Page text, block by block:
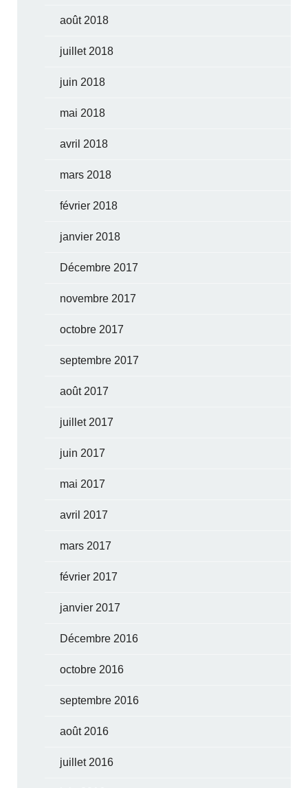
août 2018
juillet 2018
juin 2018
mai 2018
avril 2018
mars 2018
février 2018
janvier 2018
Décembre 2017
novembre 2017
octobre 2017
septembre 2017
août 2017
juillet 2017
juin 2017
mai 2017
avril 2017
mars 2017
février 2017
janvier 2017
Décembre 2016
octobre 2016
septembre 2016
août 2016
juillet 2016